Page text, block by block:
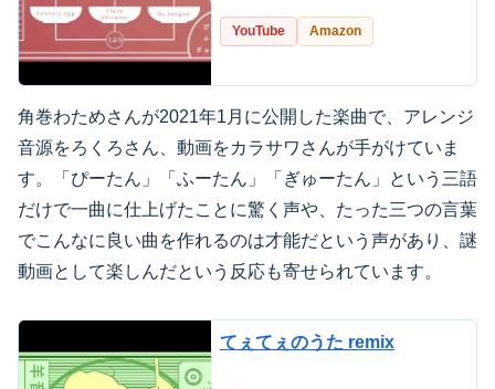
YouTube Amazon
角巻わためさんが2021年1月に公開した楽曲で、アレンジ
音源をろくろさん、動画をカラサワさんが手がけていま
す。「ぴーたん」「ふーたん」「ぎゅーたん」という三語
だけで一曲に仕上げたことに驚く声や、たった三つの言葉
でこんなに良い曲を作れるのは才能だという声があり、謎
動画として楽しんだという反応も寄せられています。
てぇてぇのうた remix